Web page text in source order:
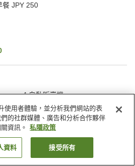
餐 JPY 250
自動販賣機
送遞服務
一茶商務酒店別館
找客房
使用者體驗，並分析我們網站的表
的社群媒體、廣告和分析合作夥伴
資訊。
私隱政策
資料 接受所有